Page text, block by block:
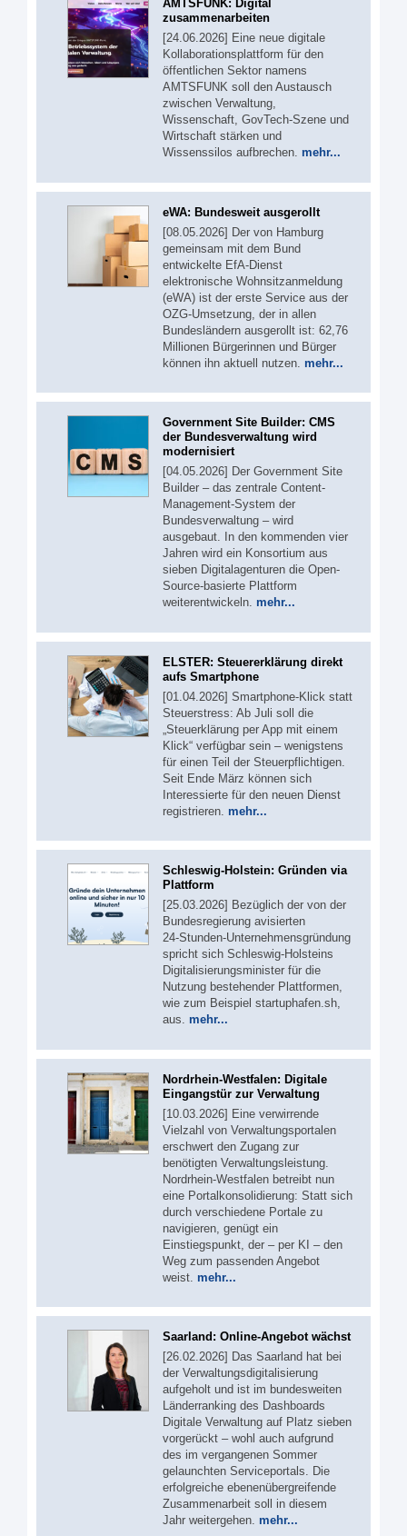
AMTSFUNK: Digital
zusammenarbeiten
[24.06.2026] Eine neue digitale
Kollaborationsplattform für den
öffentlichen Sektor namens
AMTSFUNK soll den Austausch
zwischen Verwaltung,
Wissenschaft, GovTech-Szene und
Wirtschaft stärken und
Wissenssilos aufbrechen. mehr...
eWA: Bundesweit ausgerollt
[08.05.2026] Der von Hamburg
gemeinsam mit dem Bund
entwickelte EfA-Dienst
elektronische Wohnsitzanmeldung
(eWA) ist der erste Service aus der
OZG-Umsetzung, der in allen
Bundesländern ausgerollt ist: 62,76
Millionen Bürgerinnen und Bürger
können ihn aktuell nutzen. mehr...
Government Site Builder: CMS
der Bundesverwaltung wird
modernisiert
[04.05.2026] Der Government Site
Builder – das zentrale Content-
Management-System der
Bundesverwaltung – wird
ausgebaut. In den kommenden vier
Jahren wird ein Konsortium aus
sieben Digitalagenturen die Open-
Source-basierte Plattform
weiterentwickeln. mehr...
ELSTER: Steuererklärung direkt
aufs Smartphone
[01.04.2026] Smartphone-Klick statt
Steuerstress: Ab Juli soll die
„Steuerklärung per App mit einem
Klick“ verfügbar sein – wenigstens
für einen Teil der Steuerpflichtigen.
Seit Ende März können sich
Interessierte für den neuen Dienst
registrieren. mehr...
Schleswig-Holstein: Gründen via
Plattform
[25.03.2026] Bezüglich der von der
Bundesregierung avisierten
24‑Stunden‑Unternehmensgründung
spricht sich Schleswig-Holsteins
Digitalisierungsminister für die
Nutzung bestehender Plattformen,
wie zum Beispiel startuphafen.sh,
aus. mehr...
Nordrhein-Westfalen: Digitale
Eingangstür zur Verwaltung
[10.03.2026] Eine verwirrende
Vielzahl von Verwaltungsportalen
erschwert den Zugang zur
benötigten Verwaltungsleistung.
Nordrhein-Westfalen betreibt nun
eine Portalkonsolidierung: Statt sich
durch verschiedene Portale zu
navigieren, genügt ein
Einstiegspunkt, der – per KI – den
Weg zum passenden Angebot
weist. mehr...
Saarland: Online-Angebot wächst
[26.02.2026] Das Saarland hat bei
der Verwaltungsdigitalisierung
aufgeholt und ist im bundesweiten
Länderranking des Dashboards
Digitale Verwaltung auf Platz sieben
vorgerückt – wohl auch aufgrund
des im vergangenen Sommer
gelaunchten Serviceportals. Die
erfolgreiche ebenenübergreifende
Zusammenarbeit soll in diesem
Jahr weitergehen. mehr...